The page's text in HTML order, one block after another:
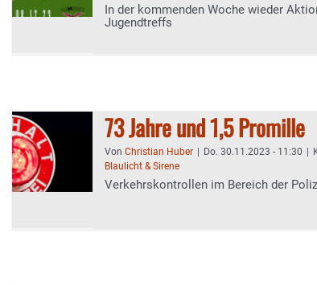
In der kommenden Woche wieder
Jugendtreffs
73 Jahre und 1,5 Promille
Von Christian Huber Do. 30.11.2023 - 11:30
Blaulicht & Sirene
Verkehrskontrollen im Bereich der